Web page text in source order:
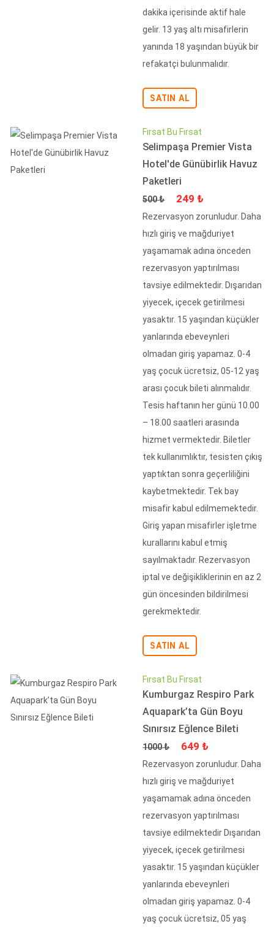
dakika içerisinde aktif hale
gelir. 13 yaş altı misafirlerin
yanında 18 yaşından büyük bir
refakatçi bulunmalıdır.
SATIN AL
Fırsat Bu Fırsat
Selimpaşa Premier Vista
Hotel'de Günübirlik Havuz
Paketleri
Fiyat
500 ₺ İndirimli Fiyat
249 ₺
Rezervasyon zorunludur. Daha
hızlı giriş ve mağduriyet
yaşamamak adına önceden
rezervasyon yaptırılması
tavsiye edilmektedir. Dışarıdan
yiyecek, içecek getirilmesi
yasaktır. 15 yaşından küçükler
yanlarında ebeveynleri
olmadan giriş yapamaz. 0-4
yaş çocuk ücretsiz, 05-12 yaş
arası çocuk bileti alınmalıdır.
Tesis haftanın her günü 10.00
– 18.00 saatleri arasında
hizmet vermektedir. Biletler
tek kullanımlıktır, tesisten çıkış
yaptıktan sonra geçerliliğini
kaybetmektedir. Tek bay
misafir kabul edilmemektedir.
Giriş yapan misafirler işletme
kurallarını kabul etmiş
sayılmaktadır. Rezervasyon
iptal ve değişikliklerinin en az 2
gün öncesinden bildirilmesi
gerekmektedir.
SATIN AL
Fırsat Bu Fırsat
Kumburgaz Respiro Park
Aquapark’ta Gün Boyu
Sınırsız Eğlence Bileti
Fiyat
1000 ₺ İndirimli Fiyat
649 ₺
Rezervasyon zorunludur. Daha
hızlı giriş ve mağduriyet
yaşamamak adına önceden
rezervasyon yaptırılması
tavsiye edilmektedir Dışarıdan
yiyecek, içecek getirilmesi
yasaktır. 15 yaşından küçükler
yanlarında ebeveynleri
olmadan giriş yapamaz. 0-4
yaş çocuk ücretsiz, 05 yaş